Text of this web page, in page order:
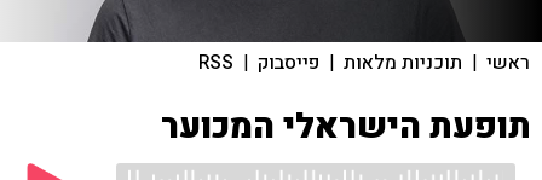
ראשי | תוכניות מלאות | פייסבוק |
RSS
תופעת הישראלי המכוער